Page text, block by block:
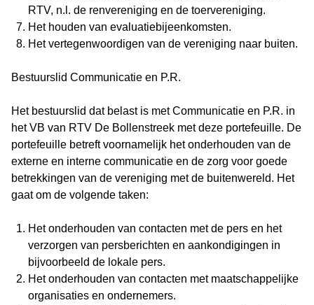
RTV, n.l. de renvereniging en de toervereniging.
Het houden van evaluatiebijeenkomsten.
Het vertegenwoordigen van de vereniging naar buiten.
Bestuurslid Communicatie en P.R.
Het bestuurslid dat belast is met Communicatie en P.R. in
het VB van RTV De Bollenstreek met deze portefeuille. De
portefeuille betreft voornamelijk het onderhouden van de
externe en interne communicatie en de zorg voor goede
betrekkingen van de vereniging met de buitenwereld. Het
gaat om de volgende taken:
Het onderhouden van contacten met de pers en het
verzorgen van persberichten en aankondigingen in
bijvoorbeeld de lokale pers.
Het onderhouden van contacten met maatschappelijke
organisaties en ondernemers.